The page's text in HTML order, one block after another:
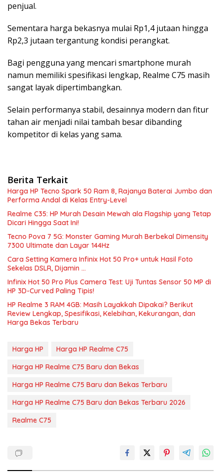
penjual.
Sementara harga bekasnya mulai Rp1,4 jutaan hingga
Rp2,3 jutaan tergantung kondisi perangkat.
Bagi pengguna yang mencari smartphone murah
namun memiliki spesifikasi lengkap, Realme C75 masih
sangat layak dipertimbangkan.
Selain performanya stabil, desainnya modern dan fitur
tahan air menjadi nilai tambah besar dibanding
kompetitor di kelas yang sama.
Berita Terkait
Harga HP Tecno Spark 50 Ram 8, Rajanya Baterai Jumbo dan
Performa Andal di Kelas Entry-Level
Realme C35: HP Murah Desain Mewah ala Flagship yang Tetap
Dicari Hingga Saat Ini!
Tecno Pova 7 5G: Monster Gaming Murah Berbekal Dimensity
7300 Ultimate dan Layar 144Hz
Cara Setting Kamera Infinix Hot 50 Pro+ untuk Hasil Foto
Sekelas DSLR, Dijamin …
Infinix Hot 50 Pro Plus Camera Test: Uji Tuntas Sensor 50 MP di
HP 3D-Curved Paling Tipis!
HP Realme 3 RAM 4GB: Masih Layakkah Dipakai? Berikut
Review Lengkap, Spesifikasi, Kelebihan, Kekurangan, dan
Harga Bekas Terbaru
Harga HP
Harga HP Realme C75
Harga HP Realme C75 Baru dan Bekas
Harga HP Realme C75 Baru dan Bekas Terbaru
Harga HP Realme C75 Baru dan Bekas Terbaru 2026
Realme C75